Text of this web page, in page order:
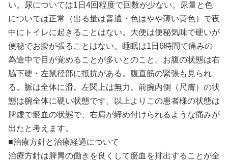
い。尿については1日4回程度で回数が少ない。尿量と色
については正常（出る量は普通・色はやや薄い黄色）で夜
中にトイレに起きることはない。大便は便秘気味で硬いが
便秘でお腹が張ることはない。睡眠は1日6時間で痛みの
為途中で目が覚めることが多いとのこと。お腹の状態は右
脇下硬・左鼠径部に抵抗がある。腹直筋の緊張も見られ
る。脈は全体に滑。左関上は無力。前腕内側（尺膚）の状
態は腕全体に硬い状態です。以上よりこの患者様の状態は
脾虚で瘀血の状態で、右肩が締め付けられるような痛みが
出たと考えます。
■治療方針と治療経過について
治療方針は脾胃の働きを良くして瘀血を排出することが全